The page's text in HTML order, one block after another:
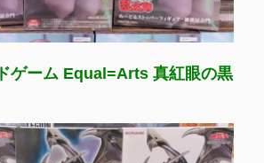
ゲーム Equal=Arts 真紅眼の黒